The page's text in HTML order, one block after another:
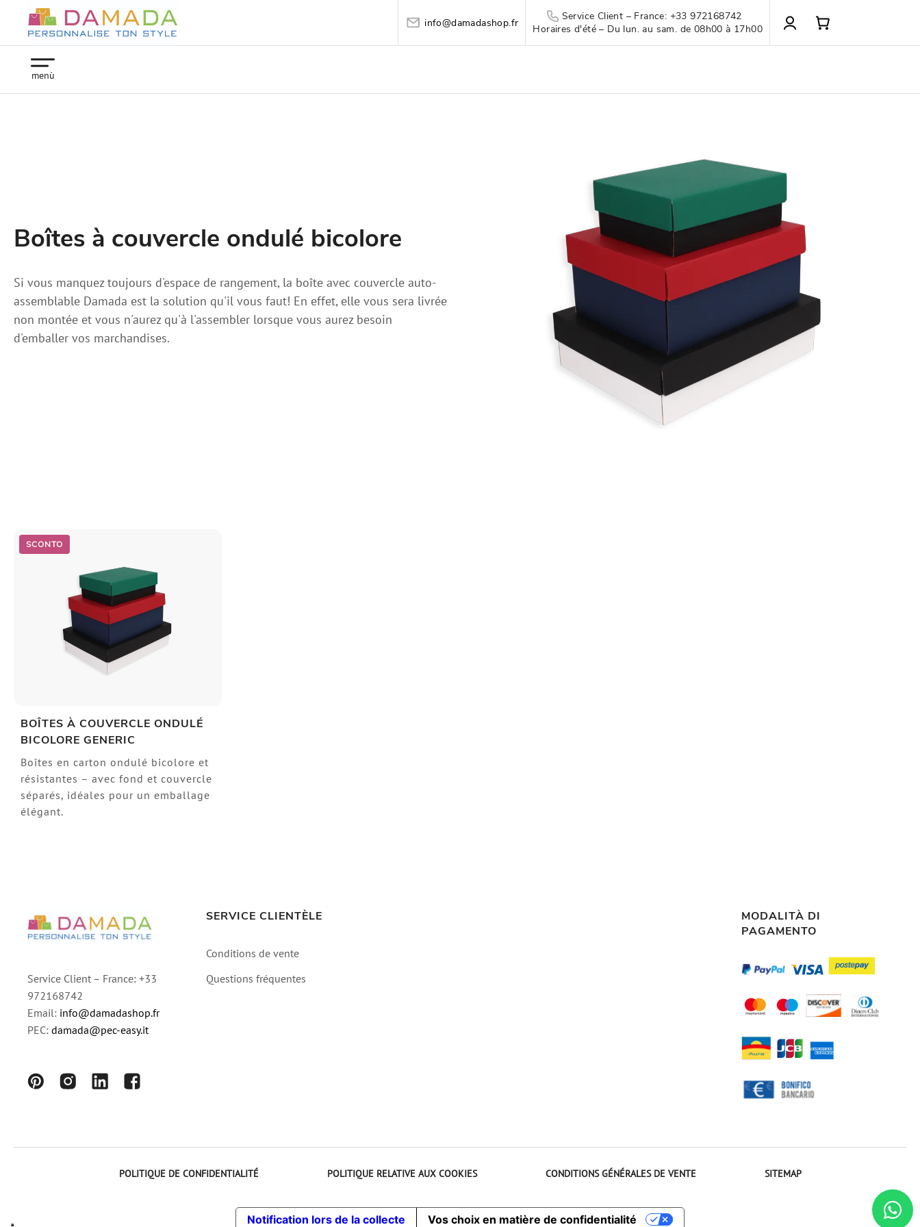
info@damadashop.fr
Service Client – France: +33 972168742
Horaires d'été – Du lun. au sam. de 08h00 à 17h00
menù
Boîtes à couvercle ondulé bicolore
Si vous manquez toujours d'espace de rangement, la boîte avec couvercle auto-
assemblable Damada est la solution qu'il vous faut! En effet, elle vous sera livrée
non montée et vous n'aurez qu'à l'assembler lorsque vous aurez besoin
d'emballer vos marchandises.
SCONTO
BOÎTES À COUVERCLE ONDULÉ
BICOLORE GENERIC
Boîtes en carton ondulé bicolore et
résistantes – avec fond et couvercle
séparés, idéales pour un emballage
élégant.
Service Client – France: +33
972168742
Email: info@damadashop.fr
PEC: damada@pec-easy.it
SERVICE CLIENTÈLE
Conditions de vente
Questions fréquentes
MODALITÀ DI
PAGAMENTO
POLITIQUE DE CONFIDENTIALITÉ POLITIQUE RELATIVE AUX COOKIES CONDITIONS GÉNÉRALES DE VENTE SITEMAP
Notification lors de la collecte Vos choix en matière de confidentialité